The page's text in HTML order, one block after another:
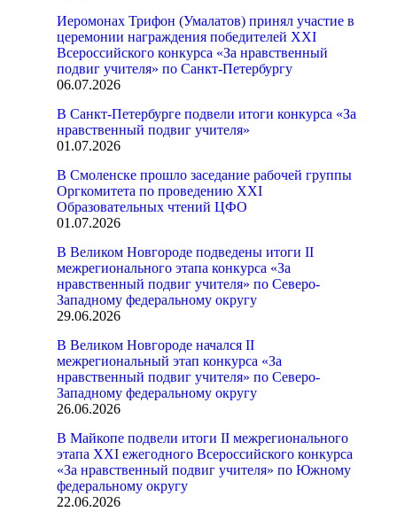
Иеромонах Трифон (Умалатов) принял участие в
церемонии награждения победителей XXI
Всероссийского конкурса «За нравственный
подвиг учителя» по Санкт-Петербургу
06.07.2026
В Санкт-Петербурге подвели итоги конкурса «За
нравственный подвиг учителя»
01.07.2026
В Смоленске прошло заседание рабочей группы
Оргкомитета по проведению XXI
Образовательных чтений ЦФО
01.07.2026
В Великом Новгороде подведены итоги II
межрегионального этапа конкурса «За
нравственный подвиг учителя» по Северо-
Западному федеральному округу
29.06.2026
В Великом Новгороде начался II
межрегиональный этап конкурса «За
нравственный подвиг учителя» по Северо-
Западному федеральному округу
26.06.2026
В Майкопе подвели итоги II межрегионального
этапа XXI ежегодного Всероссийского конкурса
«За нравственный подвиг учителя» по Южному
федеральному округу
22.06.2026